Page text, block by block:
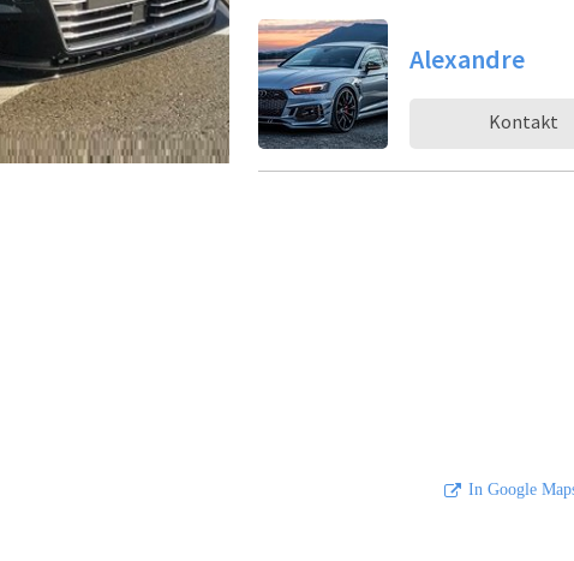
Alexandre
Kontakt
In Google